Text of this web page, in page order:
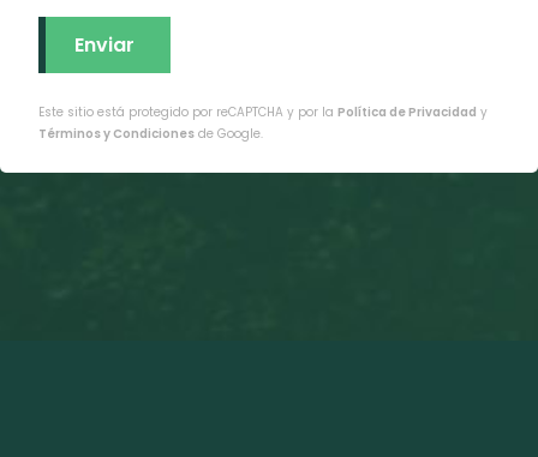
Este sitio está protegido por reCAPTCHA y por la Política de Privacidad y
Términos y Condiciones de Google.